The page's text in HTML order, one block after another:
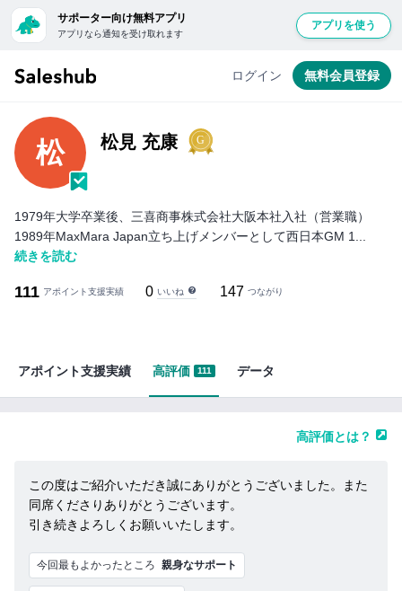
サポーター向け無料アプリ
アプリなら通知を受け取れます
アプリを使う
ログイン 無料会員登録
松 松見 充康
1979年大学卒業後、三喜商事株式会社大阪本社入社（営業職）
1989年MaxMara Japan立ち上げメンバーとして西日本GM 1...
続きを読む
111 アポイント支援実績 0 いいね 147 つながり
アポイント支援実績 高評価 111 データ
高評価とは？
この度はご紹介いただき誠にありがとうございました。また
同席くださりありがとうございます。
引き続きよろしくお願いいたします。
今回最もよかったところ 親身なサポート